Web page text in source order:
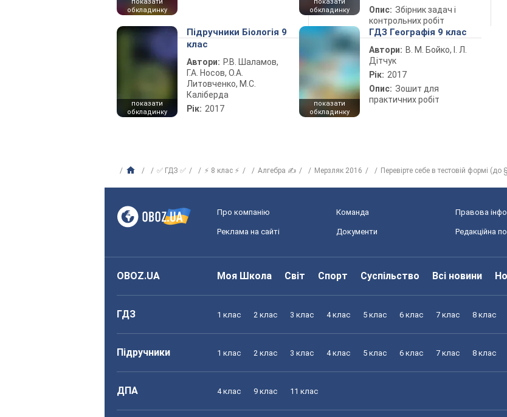
обкладинку
обкладинку
Опис: Збірник задач і
контрольних робіт
показати
обкладинку
Підручники Біологія 9
клас
Автори: Р.В. Шаламов,
Г.А. Носов, О.А.
Литовченко, М.С.
Каліберда
Рік: 2017
показати
обкладинку
ГДЗ Географія 9 клас
Автори: В. М. Бойко, І. Л.
Дітчук
Рік: 2017
Опис: Зошит для
практичних робіт
✅ ГДЗ ✅ ⚡ 8 клас ⚡ Алгебра ✍ Мерзляк 2016 Перевірте себе в тестовій формі (до
Про компанію Команда Правова
Реклама на сайті Документи Редакційна
OBOZ.UA Моя Школа Світ Спорт Суспільство Всі новини
ГДЗ 1 клас 2 клас 3 клас 4 клас 5 клас 6 клас 7 клас 8 клас
Підручники 1 клас 2 клас 3 клас 4 клас 5 клас 6 клас 7 клас 8 клас
ДПА 4 клас 9 клас 11 клас